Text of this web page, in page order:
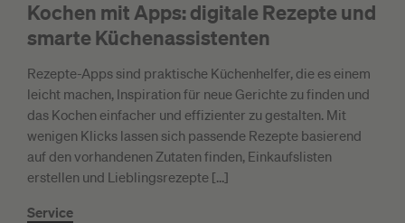
Kochen mit Apps: digitale Rezepte und
smarte Küchenassistenten
Rezepte-Apps sind praktische Küchenhelfer, die es einem
leicht machen, Inspiration für neue Gerichte zu finden und
das Kochen einfacher und effizienter zu gestalten. Mit
wenigen Klicks lassen sich passende Rezepte basierend
auf den vorhandenen Zutaten finden, Einkaufslisten
erstellen und Lieblingsrezepte […]
Service